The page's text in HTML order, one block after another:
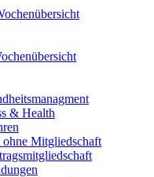
& Health
ohne Mitgliedschaft